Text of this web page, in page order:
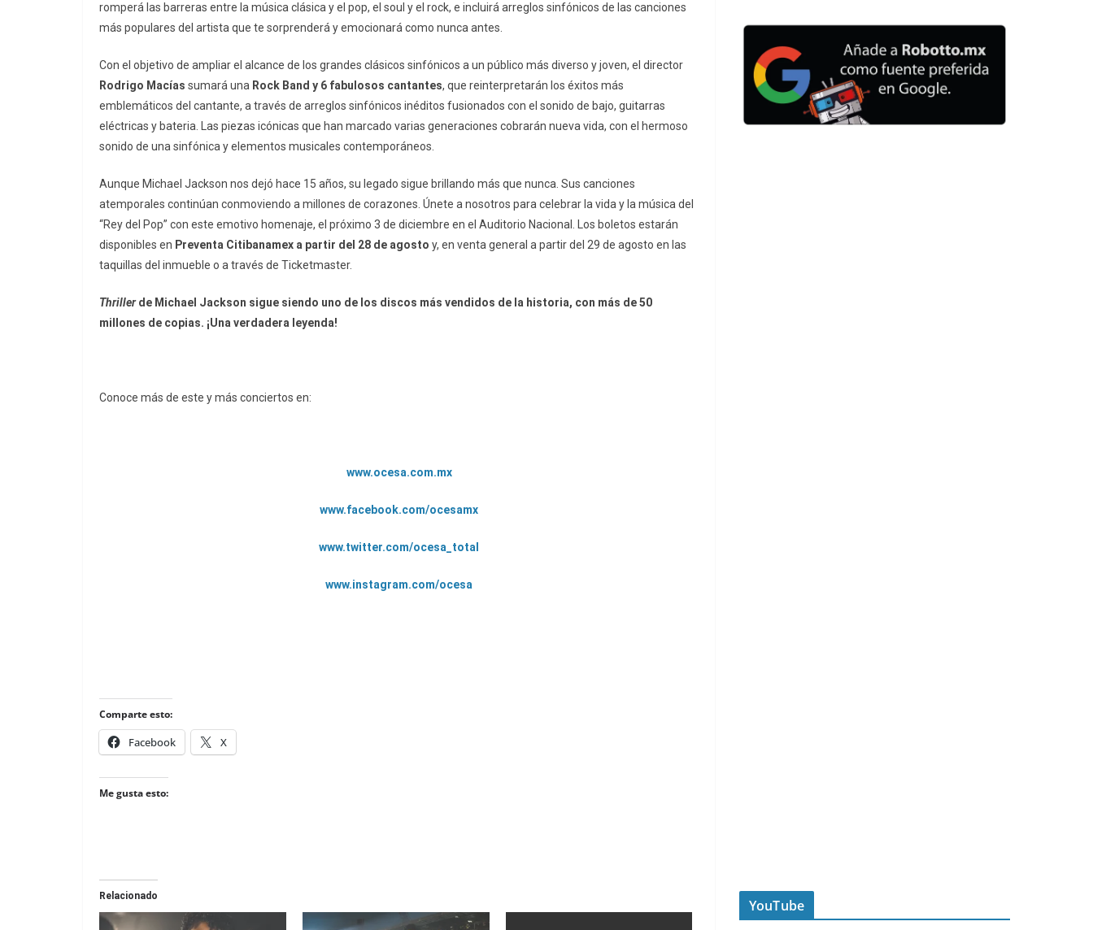
romperá las barreras entre la música clásica y el pop, el soul y el rock, e incluirá arreglos sinfónicos de las canciones
más populares del artista que te sorprenderá y emocionará como nunca antes.
Con el objetivo de ampliar el alcance de los grandes clásicos sinfónicos a un público más diverso y joven, el director
Rodrigo Macías sumará una Rock Band y 6 fabulosos cantantes, que reinterpretarán los éxitos más
emblemáticos del cantante, a través de arreglos sinfónicos inéditos fusionados con el sonido de bajo, guitarras
eléctricas y bateria. Las piezas icónicas que han marcado varias generaciones cobrarán nueva vida, con el hermoso
sonido de una sinfónica y elementos musicales contemporáneos.
Aunque Michael Jackson nos dejó hace 15 años, su legado sigue brillando más que nunca. Sus canciones
atemporales continúan conmoviendo a millones de corazones. Únete a nosotros para celebrar la vida y la música del
“Rey del Pop” con este emotivo homenaje, el próximo 3 de diciembre en el Auditorio Nacional. Los boletos estarán
disponibles en Preventa Citibanamex a partir del 28 de agosto y, en venta general a partir del 29 de agosto en las
taquillas del inmueble o a través de Ticketmaster.
Thrillerde Michael Jackson sigue siendo uno de los discos más vendidos de la historia, con más de 50
millones de copias. ¡Una verdadera leyenda!
Conoce más de este y más conciertos en:
www.ocesa.com.mx
www.facebook.com/ocesamx
www.twitter.com/ocesa_total
www.instagram.com/ocesa
Comparte esto:
Facebook X
Me gusta esto:
Relacionado
YouTube